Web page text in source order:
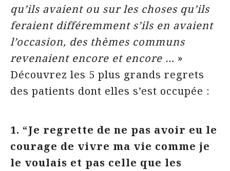
qu’ils avaient ou sur les choses qu’ils
feraient différemment s’ils en avaient
l’occasion, des thèmes communs
revenaient encore et encore … »
Découvrez les 5 plus grands regrets
des patients dont elles s’est occupée :
1. “Je regrette de ne pas avoir eu le
courage de vivre ma vie comme je
le voulais et pas celle que les